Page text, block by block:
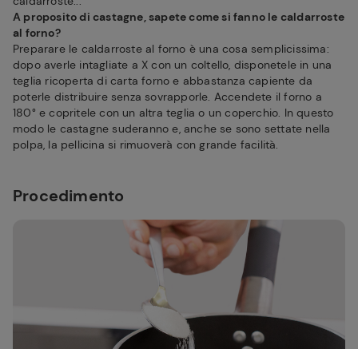
A proposito di castagne, sapete come si fanno le caldarroste
al forno?
Preparare le caldarroste al forno è una cosa semplicissima:
dopo averle intagliate a X con un coltello, disponetele in una
teglia ricoperta di carta forno e abbastanza capiente da
poterle distribuire senza sovrapporle. Accendete il forno a
180° e copritele con un altra teglia o un coperchio. In questo
modo le castagne suderanno e, anche se sono settate nella
polpa, la pellicina si rimuoverà con grande facilità.
Procedimento